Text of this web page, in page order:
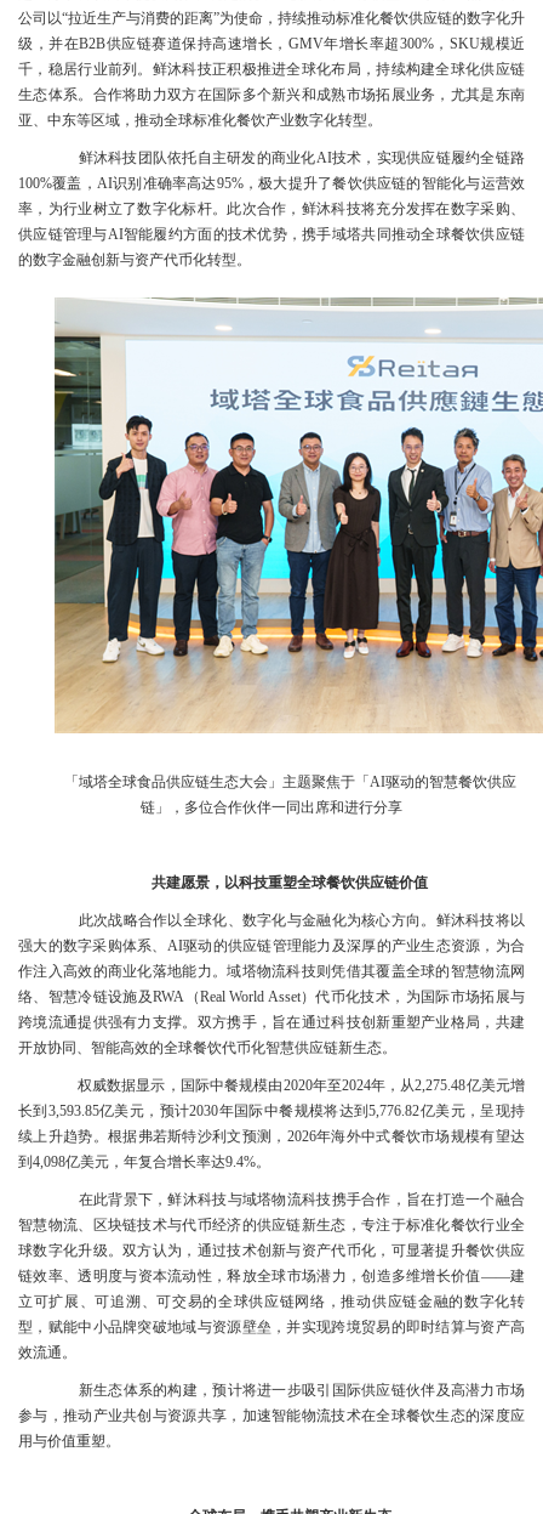
公司以“拉近生产与消费的距离”为使命，持续推动标准化餐饮供应链的数字化升
级，并在B2B供应链赛道保持高速增长，GMV年增长率超300%，SKU规模近
千，稳居行业前列。鲜沐科技正积极推进全球化布局，持续构建全球化供应链
生态体系。合作将助力双方在国际多个新兴和成熟市场拓展业务，尤其是东南
亚、中东等区域，推动全球标准化餐饮产业数字化转型。
鲜沐科技团队依托自主研发的商业化AI技术，实现供应链履约全链路
100%覆盖，AI识别准确率高达95%，极大提升了餐饮供应链的智能化与运营效
率，为行业树立了数字化标杆。此次合作，鲜沐科技将充分发挥在数字采购、
供应链管理与AI智能履约方面的技术优势，携手域塔共同推动全球餐饮供应链
的数字金融创新与资产代币化转型。
「域塔全球食品供应链生态大会」主题聚焦于「AI驱动的智慧餐饮供应
链」，多位合作伙伴一同出席和进行分享
共建愿景，以科技重塑全球餐饮供应链价值
此次战略合作以全球化、数字化与金融化为核心方向。鲜沐科技将以
强大的数字采购体系、AI驱动的供应链管理能力及深厚的产业生态资源，为合
作注入高效的商业化落地能力。域塔物流科技则凭借其覆盖全球的智慧物流网
络、智慧冷链设施及RWA（Real World Asset）代币化技术，为国际市场拓展与
跨境流通提供强有力支撑。双方携手，旨在通过科技创新重塑产业格局，共建
开放协同、智能高效的全球餐饮代币化智慧供应链新生态。
权威数据显示，国际中餐规模由2020年至2024年，从2,275.48亿美元增
长到3,593.85亿美元，预计2030年国际中餐规模将达到5,776.82亿美元，呈现持
续上升趋势。根据弗若斯特沙利文预测，2026年海外中式餐饮市场规模有望达
到4,098亿美元，年复合增长率达9.4%。
在此背景下，鲜沐科技与域塔物流科技携手合作，旨在打造一个融合
智慧物流、区块链技术与代币经济的供应链新生态，专注于标准化餐饮行业全
球数字化升级。双方认为，通过技术创新与资产代币化，可显著提升餐饮供应
链效率、透明度与资本流动性，释放全球市场潜力，创造多维增长价值——建
立可扩展、可追溯、可交易的全球供应链网络，推动供应链金融的数字化转
型，赋能中小品牌突破地域与资源壁垒，并实现跨境贸易的即时结算与资产高
效流通。
新生态体系的构建，预计将进一步吸引国际供应链伙伴及高潜力市场
参与，推动产业共创与资源共享，加速智能物流技术在全球餐饮生态的深度应
用与价值重塑。